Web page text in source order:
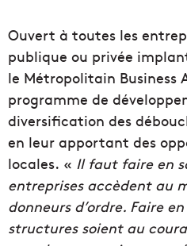
Ouvert à toutes les
publique ou privée
le Métropolitain Business
programme de
diversification des
en leur apportant des
locales. « Il faut faire en
entreprises accèdent au
donneurs d’ordre. Faire
structures soient au